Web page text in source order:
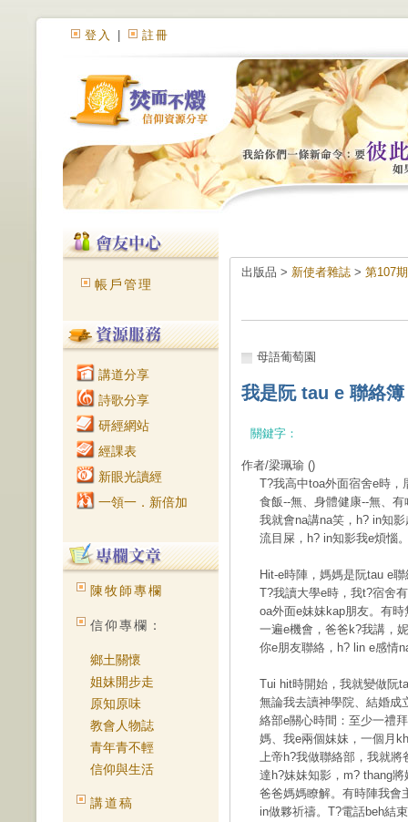
登入 註冊
帳戶管理
講道分享
詩歌分享
研經網站
經課表
新眼光讀經
一領一．新倍加
陳牧師專欄
信仰專欄：
鄉土關懷
姐妹開步走
原知原味
教會人物誌
青年青不輕
信仰與生活
講道稿
出版品 > 新使者雜誌 > 第107
母語葡萄園
我是阮 tau e 聯絡簿
關鍵字：
作者/梁珮瑜 ()
T?我高中toa外面宿舍e時，
食飯--無、身體健康--無、
我就會na講na笑，h? in知
流目屎，h? in知影我e煩惱
Hit-e時陣，媽媽是阮tau e
T?我讀大學e時，我t?宿舍
oa外面e妹妹kap朋友。有
一遍e機會，爸爸k?我講，
你e朋友聯絡，h? lin e感情
Tui hit時開始，我就變做阮
無論我去讀神學院、結婚成
絡部e關心時間：至少一禮
媽、我e兩個妹妹，一個月
上帝h?我做聯絡部，我就
達h?妹妹知影，m? thang
爸爸媽媽瞭解。有時陣我會
in做夥祈禱。T?電話beh結